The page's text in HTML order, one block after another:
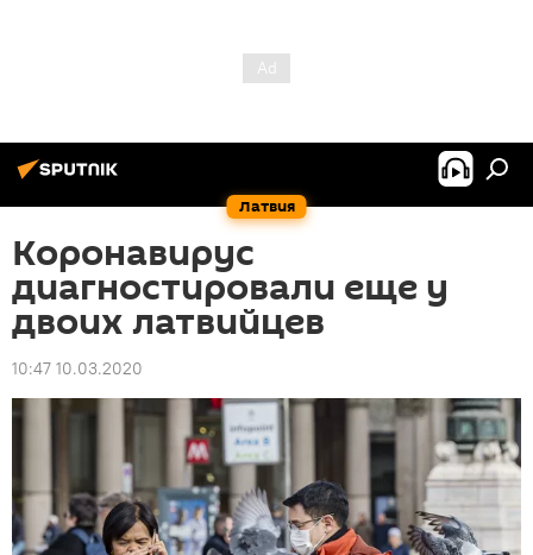
Латвия
Коронавирус
диагностировали еще у
двоих латвийцев
10:47 10.03.2020